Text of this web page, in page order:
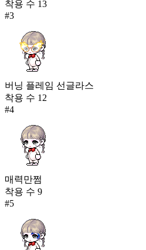
착용 수 13
#3
버닝 플레임 선글라스
착용 수 12
#4
매력만쩜
착용 수 9
#5